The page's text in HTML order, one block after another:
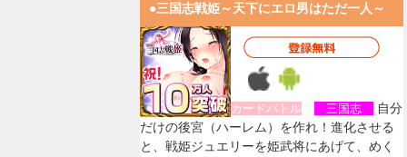
●三国志戦姫～天下にエロ男はただ一人～
カードバトル 三国志
自分
だけの後宮（ハーレム）を作れ！進化させる
と、戦姫ジュエリーを姫武将にあげて、めく